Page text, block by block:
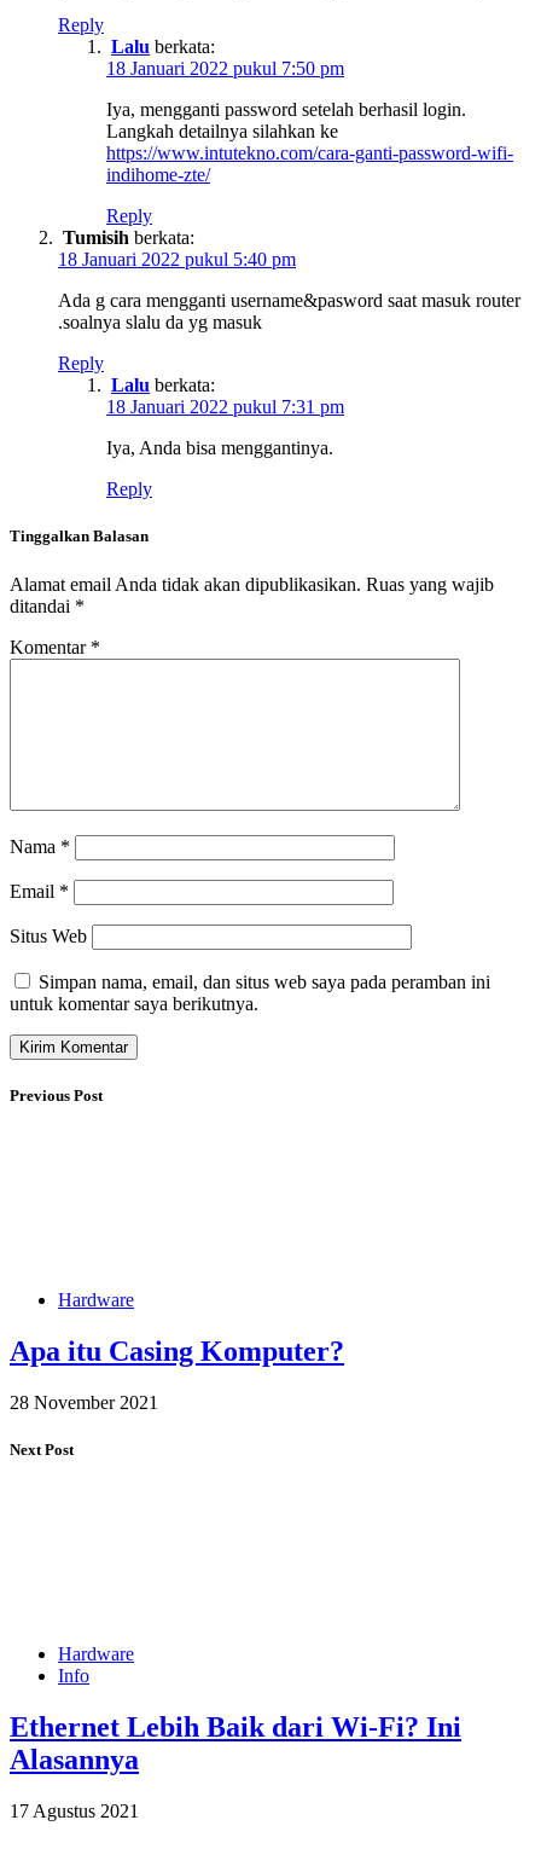
Reply
Lalu berkata:
18 Januari 2022 pukul 7:50 pm
Iya, mengganti password setelah berhasil login.
Langkah detailnya silahkan ke
https://www.intutekno.com/cara-ganti-password-wifi-
indihome-zte/
Reply
Tumisih berkata:
18 Januari 2022 pukul 5:40 pm
Ada g cara mengganti username&pasword saat masuk router
.soalnya slalu da yg masuk
Reply
Lalu berkata:
18 Januari 2022 pukul 7:31 pm
Iya, Anda bisa menggantinya.
Reply
Tinggalkan Balasan
Alamat email Anda tidak akan dipublikasikan. Ruas yang wajib
ditandai *
Komentar *
Nama *
Email *
Situs Web
Simpan nama, email, dan situs web saya pada peramban ini
untuk komentar saya berikutnya.
Previous Post
Hardware
Apa itu Casing Komputer?
28 November 2021
Next Post
Hardware
Info
Ethernet Lebih Baik dari Wi-Fi? Ini
Alasannya
17 Agustus 2021